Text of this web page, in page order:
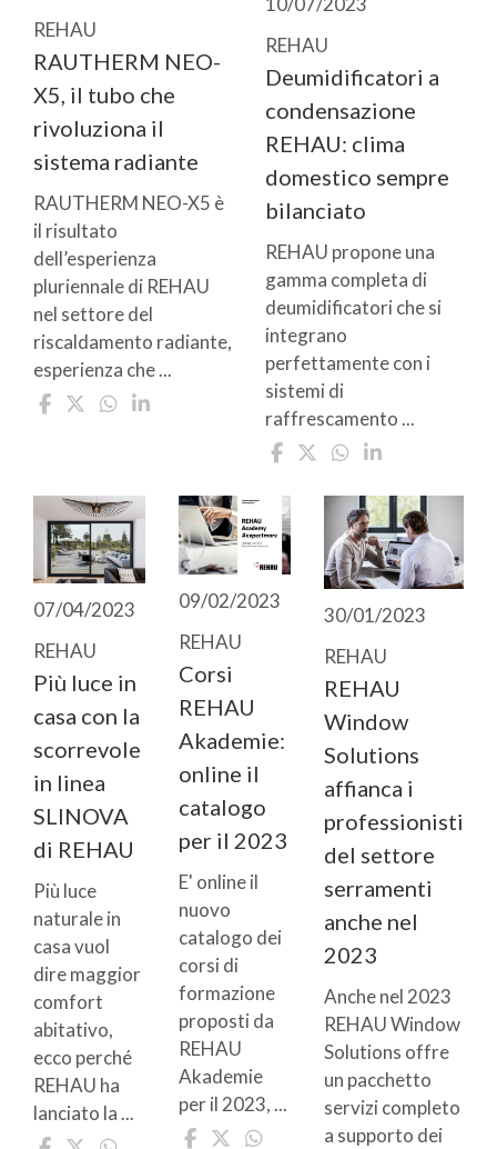
REHAU
RAUTHERM NEO-
X5, il tubo che
rivoluziona il
sistema radiante
RAUTHERM NEO-X5 è
il risultato
dell’esperienza
pluriennale di REHAU
nel settore del
riscaldamento radiante,
esperienza che ...
REHAU
Deumidificatori a
condensazione
REHAU: clima
domestico sempre
bilanciato
REHAU propone una
gamma completa di
deumidificatori che si
integrano
perfettamente con i
sistemi di
raffrescamento ...
07/04/2023
REHAU
Più luce in
casa con la
scorrevole
in linea
SLINOVA
di REHAU
Più luce
naturale in
casa vuol
dire maggior
comfort
abitativo,
ecco perché
REHAU ha
lanciato la ...
09/02/2023
REHAU
Corsi
REHAU
Akademie:
online il
catalogo
per il 2023
E' online il
nuovo
catalogo dei
corsi di
formazione
proposti da
REHAU
Akademie
per il 2023, ...
30/01/2023
REHAU
REHAU
Window
Solutions
affianca i
professionisti
del settore
serramenti
anche nel
2023
Anche nel 2023
REHAU Window
Solutions offre
un pacchetto
servizi completo
a supporto dei